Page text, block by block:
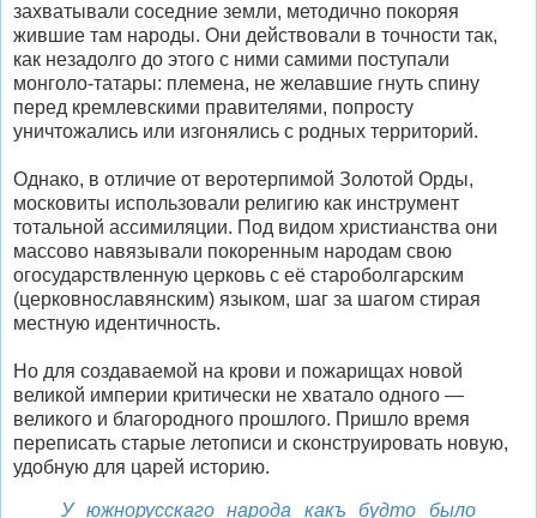
захватывали соседние земли, методично покоряя
жившие там народы. Они действовали в точности так,
как незадолго до этого с ними самими поступали
монголо-татары: племена, не желавшие гнуть спину
перед кремлевскими правителями, попросту
уничтожались или изгонялись с родных территорий.
Однако, в отличие от веротерпимой Золотой Орды,
московиты использовали религию как инструмент
тотальной ассимиляции. Под видом христианства они
массово навязывали покоренным народам свою
огосударствленную церковь с её староболгарским
(церковнославянским) языком, шаг за шагом стирая
местную идентичность.
Но для создаваемой на крови и пожарищах новой
великой империи критически не хватало одного —
великого и благородного прошлого. Пришло время
переписать старые летописи и сконструировать новую,
удобную для царей историю.
У южнорусскаго народа какъ будто было